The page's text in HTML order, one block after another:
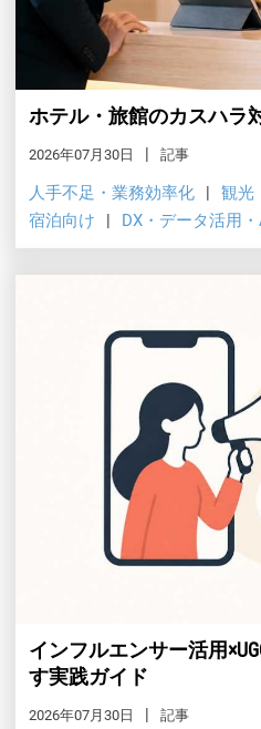
ホテル・旅館のカスハラ
2026年07月30日 記事
人手不足・業務効率化
観光
宿泊向け
DX・データ活用
インフルエンサー活用
す実践ガイド
2026年07月30日 記事